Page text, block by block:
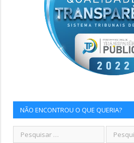
NÃO ENCONTROU O QUE QUERIA?